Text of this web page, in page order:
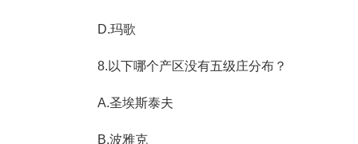
D.玛歌
8.以下哪个产区没有五级庄分布？
A.圣埃斯泰夫
B.波雅克